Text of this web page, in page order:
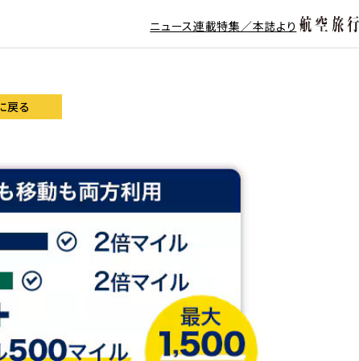
ニュース連載特集／本誌より
戻る